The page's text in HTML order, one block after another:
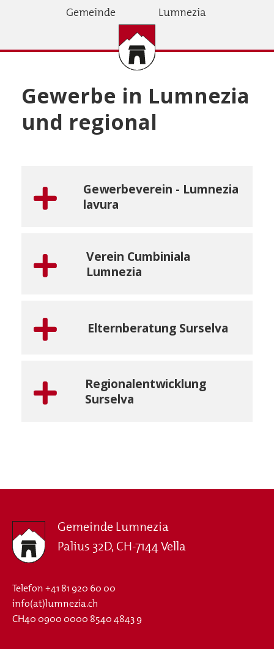
Gemeinde Lumnezia
Gewerbe in Lumnezia
und regional
Gewerbeverein - Lumnezia
lavura
Verein Cumbiniala
Lumnezia
Elternberatung Surselva
Regionalentwicklung
Surselva
Gemeinde Lumnezia
Palius 32D, CH-7144 Vella
Telefon+41 81 920 60 00
info(at)lumnezia.ch
CH40 0900 0000 8540 4843 9